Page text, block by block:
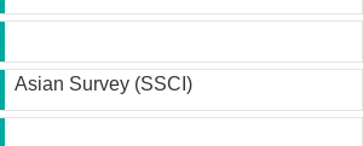
Asian Survey (SSCI)